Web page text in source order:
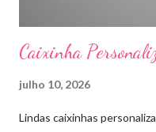
Caixinha
julho 10, 2026
Lindas caixinhas